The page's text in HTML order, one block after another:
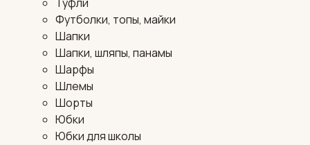
Туфли
Футболки, топы, майки
Шапки
Шапки, шляпы, панамы
Шарфы
Шлемы
Шорты
Юбки
Юбки для школы